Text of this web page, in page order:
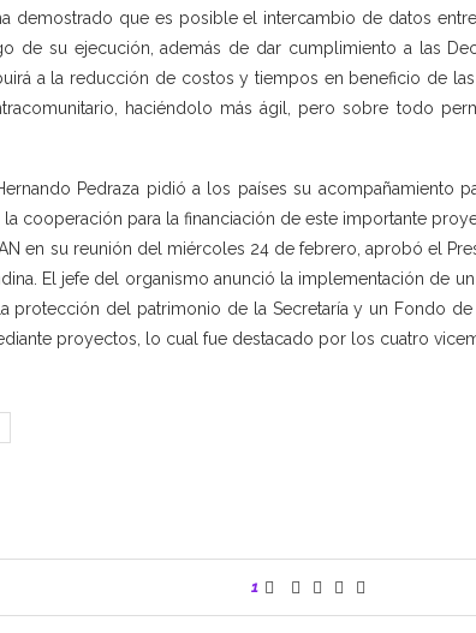
demostrado que es posible el intercambio de datos
de su ejecución, además de dar cumplimiento a las
a la reducción de costos y tiempos en beneficio de
haciéndolo más ágil, pero sobre todo
Pedraza pidió a los países su acompañamiento
la cooperación para la financiación de este importante
en su reunión del miércoles 24 de febrero, aprobó el
El jefe del organismo anunció la implementación de
protección del patrimonio de la Secretaría y un Fondo de
proyectos, lo cual fue destacado por los cuatro
1